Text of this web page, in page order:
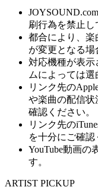
刷行為を禁止し
都合により、楽
が変更となる場
対応機種が表示
ムによっては選
リンク先の
や楽曲の配信
確認ください。
リンク先の
を十分にご確認
YouTube動画の
す。
ARTIST PICKUP